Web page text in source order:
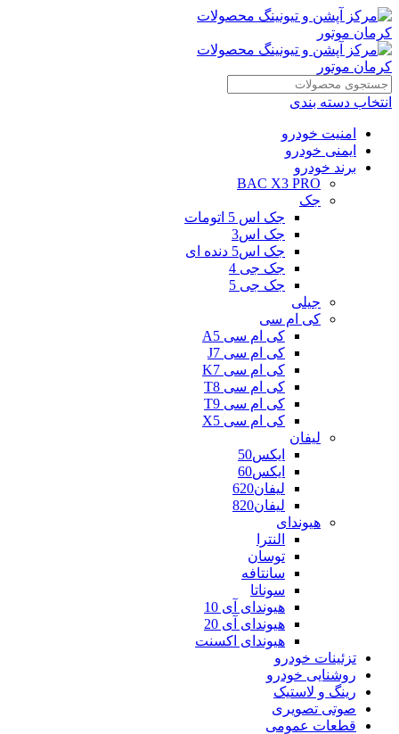
انتخاب دسته بندی
امنیت خودرو
ایمنی خودرو
برند خودرو
BAC X3 PRO
جک
جک اس 5 اتومات
جک اس3
جک اس5 دنده ای
جک جی 4
جک جی 5
جیلی
کی ام سی
کی ام سی A5
کی ام سی J7
کی ام سی K7
کی ام سی T8
کی ام سی T9
کی ام سی X5
لیفان
ایکس50
ایکس60
لیفان620
لیفان820
هیوندای
النترا
توسان
سانتافه
سوناتا
هیوندای آی 10
هیوندای آی 20
هیوندای اکسنت
تزئینات خودرو
روشنایی خودرو
رینگ و لاستیک
صوتی تصویری
قطعات عمومی